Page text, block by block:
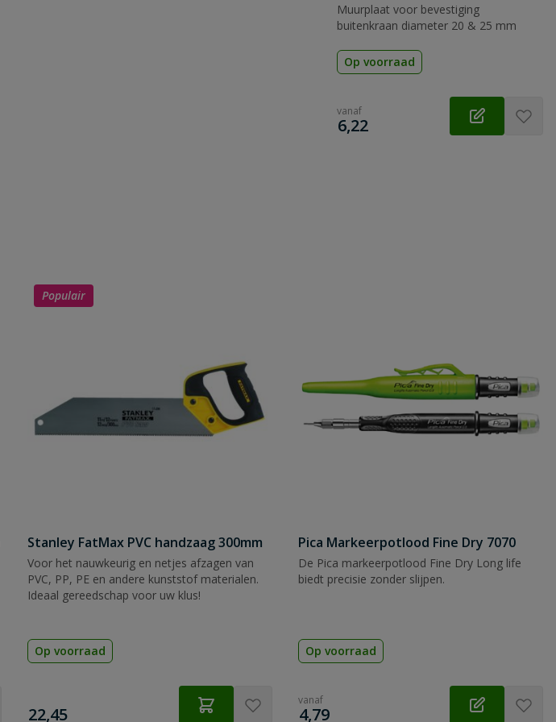
Muurplaat voor bevestiging
buitenkraan diameter 20 & 25 mm
Op voorraad
vanaf
€
6,22
Populair
Stanley FatMax PVC handzaag 300mm
Voor het nauwkeurig en netjes afzagen van
PVC, PP, PE en andere kunststof materialen.
Ideaal gereedschap voor uw klus!
Op voorraad
€
22,45
Pica Markeerpotlood Fine Dry 7070
De Pica markeerpotlood Fine Dry Long life
biedt precisie zonder slijpen.
Op voorraad
vanaf
€
4,79